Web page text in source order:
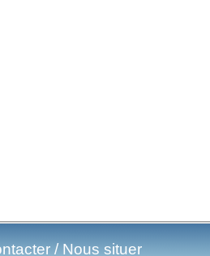
/ Nous situer